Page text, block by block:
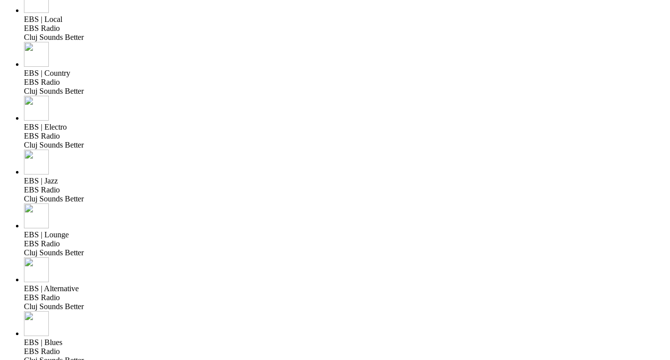
EBS | Local
EBS Radio
Cluj Sounds Better
EBS | Country
EBS Radio
Cluj Sounds Better
EBS | Electro
EBS Radio
Cluj Sounds Better
EBS | Jazz
EBS Radio
Cluj Sounds Better
EBS | Lounge
EBS Radio
Cluj Sounds Better
EBS | Alternative
EBS Radio
Cluj Sounds Better
EBS | Blues
EBS Radio